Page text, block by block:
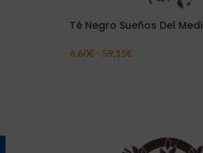
Té Negro Sueños Del
6,60€ - 59,15€